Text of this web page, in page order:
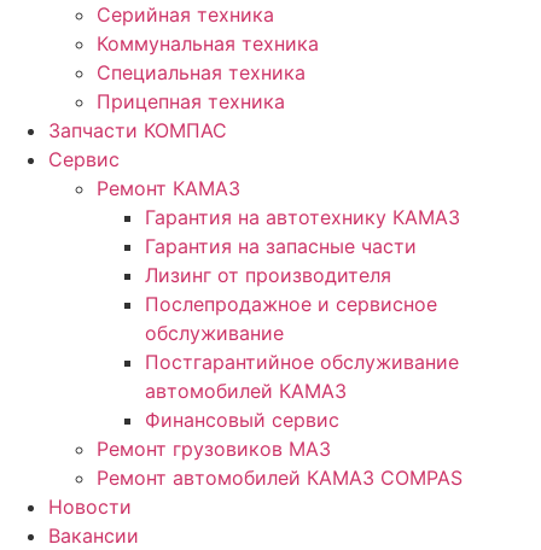
Серийная техника
Коммунальная техника
Специальная техника
Прицепная техника
Запчасти КОМПАС
Сервис
Ремонт КАМАЗ
Гарантия на автотехнику КАМАЗ
Гарантия на запасные части
Лизинг от производителя
Послепродажное и сервисное
обслуживание
Постгарантийное обслуживание
автомобилей КАМАЗ
Финансовый сервис
Ремонт грузовиков МАЗ
Ремонт автомобилей КАМАЗ COMPAS
Новости
Вакансии